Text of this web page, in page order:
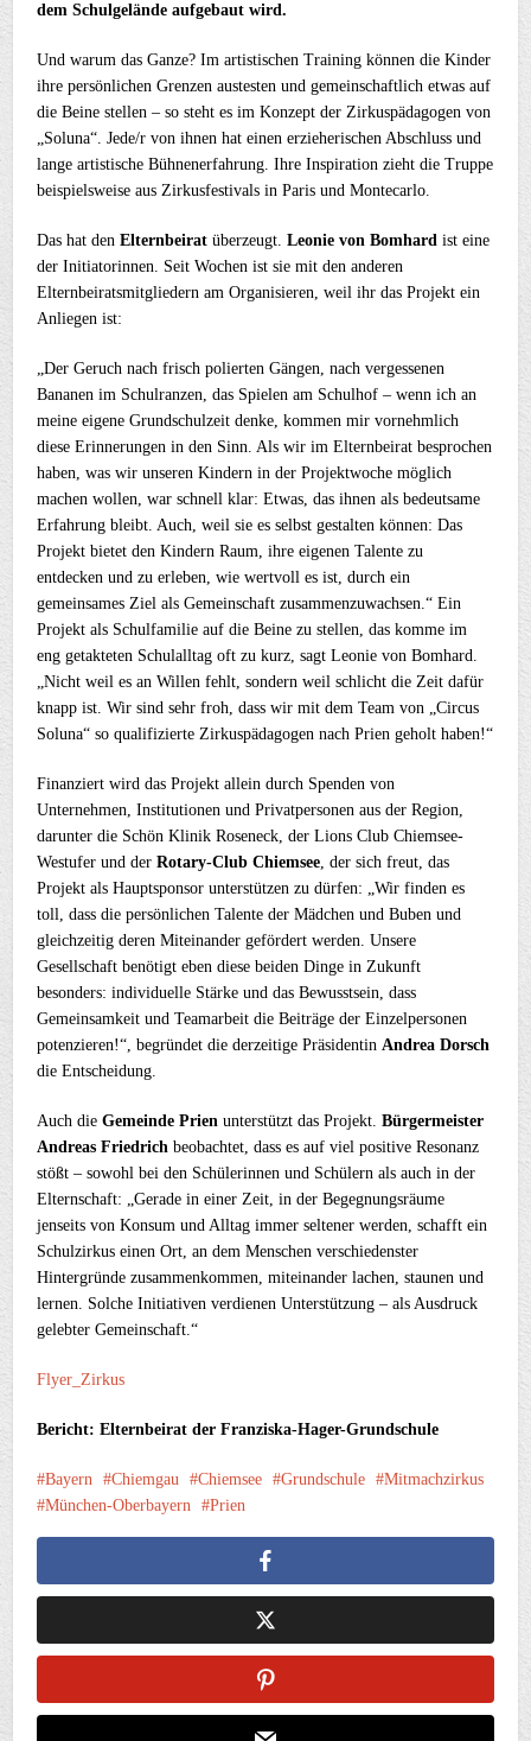
dem Schulgelände aufgebaut wird.
Und warum das Ganze? Im artistischen Training können die Kinder
ihre persönlichen Grenzen austesten und gemeinschaftlich etwas auf
die Beine stellen – so steht es im Konzept der Zirkuspädagogen von
„Soluna“. Jede/r von ihnen hat einen erzieherischen Abschluss und
lange artistische Bühnenerfahrung. Ihre Inspiration zieht die Truppe
beispielsweise aus Zirkusfestivals in Paris und Montecarlo.
Das hat denElternbeirat überzeugt.Leonie von Bomhard ist eine
der Initiatorinnen. Seit Wochen ist sie mit den anderen
Elternbeiratsmitgliedern am Organisieren, weil ihr das Projekt ein
Anliegen ist:
„Der Geruch nach frisch polierten Gängen, nach vergessenen
Bananen im Schulranzen, das Spielen am Schulhof – wenn ich an
meine eigene Grundschulzeit denke, kommen mir vornehmlich
diese Erinnerungen in den Sinn. Als wir im Elternbeirat besprochen
haben, was wir unseren Kindern in der Projektwoche möglich
machen wollen, war schnell klar: Etwas, das ihnen als bedeutsame
Erfahrung bleibt. Auch, weil sie es selbst gestalten können: Das
Projekt bietet den Kindern Raum, ihre eigenen Talente zu
entdecken und zu erleben, wie wertvoll es ist, durch ein
gemeinsames Ziel als Gemeinschaft zusammenzuwachsen.“ Ein
Projekt als Schulfamilie auf die Beine zu stellen, das komme im
eng getakteten Schulalltag oft zu kurz, sagt Leonie von Bomhard.
„Nicht weil es an Willen fehlt, sondern weil schlicht die Zeit dafür
knapp ist. Wir sind sehr froh, dass wir mit dem Team von „Circus
Soluna“ so qualifizierte Zirkuspädagogen nach Prien geholt haben!“
Finanziert wird das Projekt allein durch Spenden von
Unternehmen, Institutionen und Privatpersonen aus der Region,
darunter die Schön Klinik Roseneck, der Lions Club Chiemsee-
Westufer und derRotary-Club Chiemsee, der sich freut, das
Projekt als Hauptsponsor unterstützen zu dürfen: „Wir finden es
toll, dass die persönlichen Talente der Mädchen und Buben und
gleichzeitig deren Miteinander gefördert werden. Unsere
Gesellschaft benötigt eben diese beiden Dinge in Zukunft
besonders: individuelle Stärke und das Bewusstsein, dass
Gemeinsamkeit und Teamarbeit die Beiträge der Einzelpersonen
potenzieren!“, begründet die derzeitige PräsidentinAndrea Dorsch
die Entscheidung.
Auch dieGemeinde Prien unterstützt das Projekt.Bürgermeister
Andreas Friedrich beobachtet, dass es auf viel positive Resonanz
stößt – sowohl bei den Schülerinnen und Schülern als auch in der
Elternschaft: „Gerade in einer Zeit, in der Begegnungsräume
jenseits von Konsum und Alltag immer seltener werden, schafft ein
Schulzirkus einen Ort, an dem Menschen verschiedenster
Hintergründe zusammenkommen, miteinander lachen, staunen und
lernen. Solche Initiativen verdienen Unterstützung – als Ausdruck
gelebter Gemeinschaft.“
Flyer_Zirkus
Bericht: Elternbeirat der Franziska-Hager-Grundschule
Bayern Chiemgau Chiemsee Grundschule
Mitmachzirkus
München-Oberbayern
Prien